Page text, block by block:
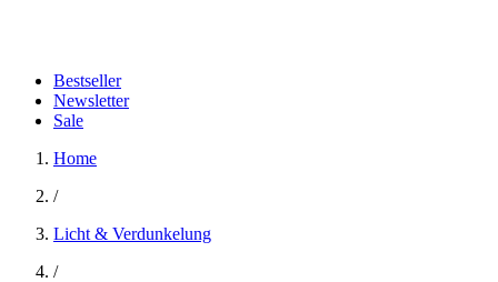
Bestseller
Newsletter
Sale
Home
/
Licht & Verdunkelung
/